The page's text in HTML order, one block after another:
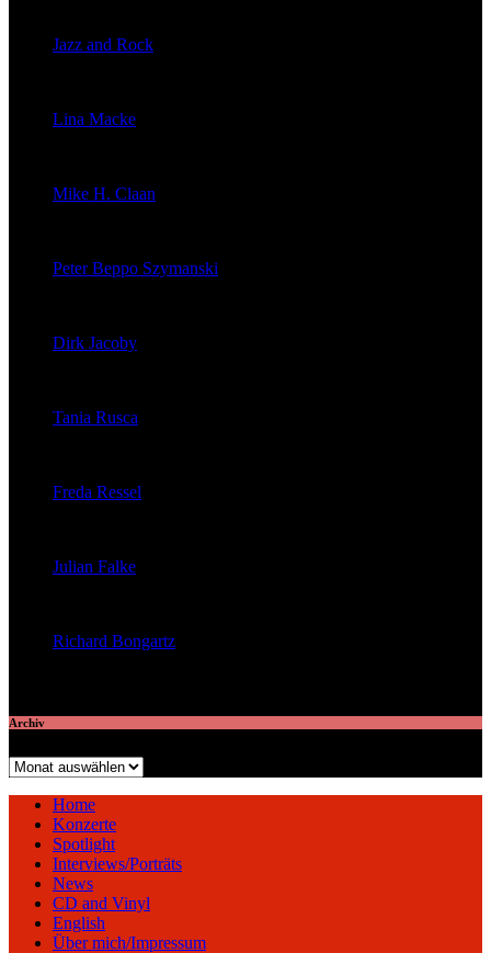
Jazz and Rock
Lina Macke
Mike H. Claan
Peter Beppo Szymanski
Dirk Jacoby
Tania Rusca
Freda Ressel
Julian Falke
Richard Bongartz
Archiv
Archiv
Home
Konzerte
Spotlight
Interviews/Porträts
News
CD and Vinyl
English
Über mich/Impressum